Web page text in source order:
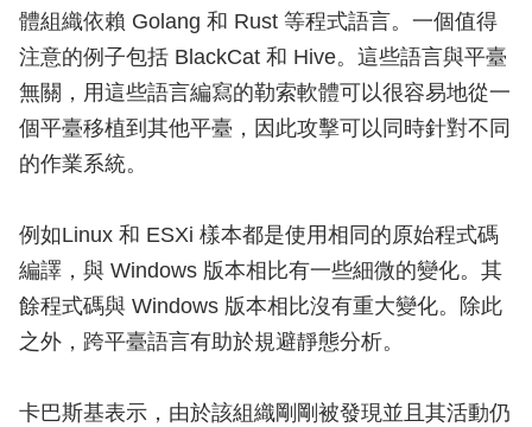
體組織依賴 Golang 和 Rust 等程式語言。一個值得
注意的例子包括 BlackCat 和 Hive。這些語言與平臺
無關，用這些語言編寫的勒索軟體可以很容易地從一
個平臺移植到其他平臺，因此攻擊可以同時針對不同
的作業系統。
例如Linux 和 ESXi 樣本都是使用相同的原始程式碼
編譯，與 Windows 版本相比有一些細微的變化。其
餘程式碼與 Windows 版本相比沒有重大變化。除此
之外，跨平臺語言有助於規避靜態分析。
卡巴斯基表示，由於該組織剛剛被發現並且其活動仍